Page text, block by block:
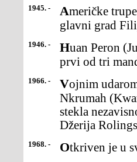
1945. - Američke trupe su u Drugom svetskom ratu oslobodile Manilu,
glavni grad
1946. - Huan Peron (Juan) je izabran za predsednika Argentine, započevši
prvi od tri
1966. - Vojnim udarom u Gani zbačen je s vlasti predsednik Kvame
Nkrumah
stekla
Džerija
1968. - Otkriven je u